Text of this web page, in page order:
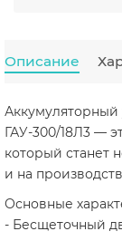
Описание
Аккумуляторный
ГАУ-300/18Л3 —
который станет
и на
Основные
- Бесщеточный